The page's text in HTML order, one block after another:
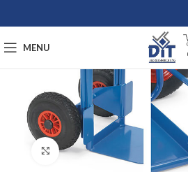
MENU
Afbeelding vergroten